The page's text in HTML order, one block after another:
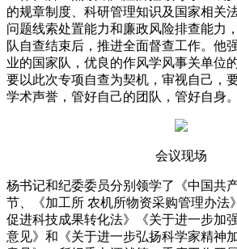
的规章制度、科研管理知识及国家相关
问题线索处置能力和廉政风险排查能力
队自查结束后，推进全面督查工作。他
业的国家队，优良的作风学风事关单位
要以此次专项自查为契机，审视自己，
学术声誉，管好自己的团队，管好自身。
会议现场
杨书记和纪委委员分别领学了《中国共
节、《加工所 农机所物资采购管理办法
促进科技成果转化法》《关于进一步加
意见》和《关于进一步弘扬科学家精神